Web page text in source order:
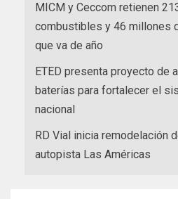
MICM y Ceccom retienen
combustibles y 46 millones
que va de año
ETED presenta proyecto de
baterías para fortalecer el
nacional
RD Vial inicia remodelación
autopista Las Américas